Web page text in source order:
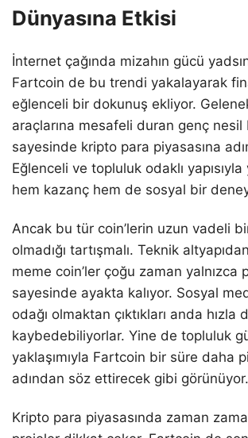
Dünyasına Etkisi
İnternet çağında mizahın gücü
Fartcoin de bu trendi yakalayarak
eğlenceli bir dokunuş ekliyor.
araçlarına mesafeli duran genç
sayesinde kripto para piyasasına
Eğlenceli ve topluluk odaklı yapısıyla
hem kazanç hem de sosyal bir
Ancak bu tür coin’lerin uzun vadeli
olmadığı tartışmalı. Teknik
meme coin’ler çoğu zaman yalnızca
sayesinde ayakta kalıyor. Sosyal
odağı olmaktan çıktıkları anda hızla
kaybedebiliyorlar. Yine de topluluk
yaklaşımıyla Fartcoin bir süre daha
adından söz ettirecek gibi görünüyor.
Kripto para piyasasında zaman